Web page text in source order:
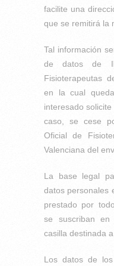
facilite una
que se remitirá la
Tal información
de datos de
Fisioterapeutas
en la cual
interesado
caso, se cese
Oficial de
Valenciana del
La base legal
datos personales
prestado por
se suscriban en
casilla destinada a
Los datos de